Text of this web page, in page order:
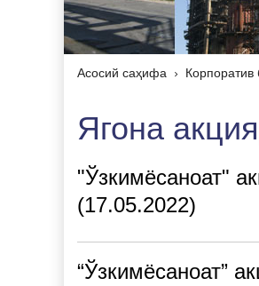
Асосий саҳифа Корпоратив
Ягона
"Ўзкимёсаноат"
(17.05.2022)
“Ўзкимёсаноат”